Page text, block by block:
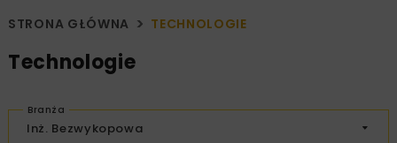
STRONA GŁÓWNA TECHNOLOGIE
Technologie
Inż. Bezwykopowa
Branża